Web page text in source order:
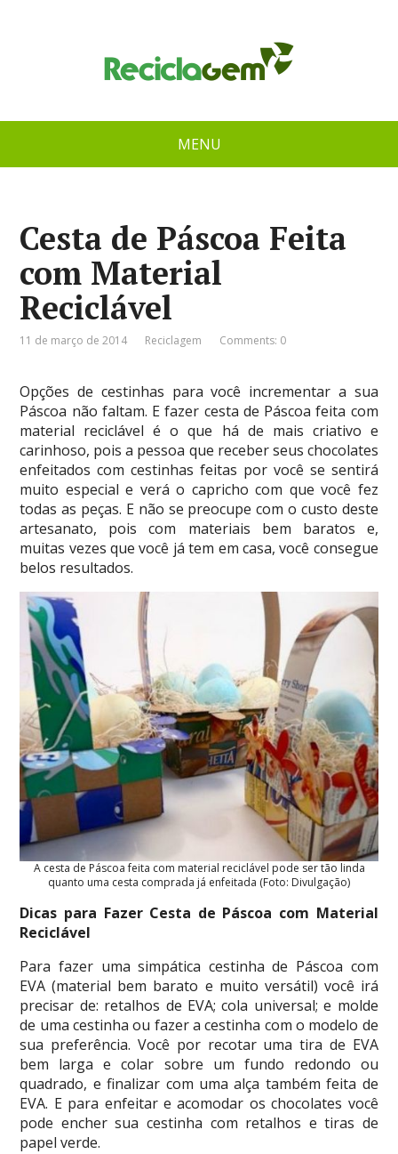
MENU
Cesta de Páscoa Feita
com Material
Reciclável
11 de março de 2014 Reciclagem Comments: 0
Opções de cestinhas para você incrementar a sua
Páscoa não faltam. E fazer cesta de Páscoa feita com
material reciclável é o que há de mais criativo e
carinhoso, pois a pessoa que receber seus chocolates
enfeitados com cestinhas feitas por você se sentirá
muito especial e verá o capricho com que você fez
todas as peças. E não se preocupe com o custo deste
artesanato, pois com materiais bem baratos e,
muitas vezes que você já tem em casa, você consegue
belos resultados.
A cesta de Páscoa feita com material reciclável pode ser tão linda
quanto uma cesta comprada já enfeitada (Foto: Divulgação)
Dicas para Fazer Cesta de Páscoa com Material
Reciclável
Para fazer uma simpática cestinha de Páscoa com
EVA (material bem barato e muito versátil) você irá
precisar de: retalhos de EVA; cola universal; e molde
de uma cestinha ou fazer a cestinha com o modelo de
sua preferência. Você por recotar uma tira de EVA
bem larga e colar sobre um fundo redondo ou
quadrado, e finalizar com uma alça também feita de
EVA. E para enfeitar e acomodar os chocolates você
pode encher sua cestinha com retalhos e tiras de
papel verde.